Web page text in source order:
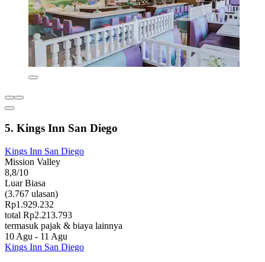
5. Kings Inn San Diego
Kings Inn San Diego
Mission Valley
8,8/10
Luar Biasa
(3.767 ulasan)
Rp1.929.232
total Rp2.213.793
termasuk pajak & biaya lainnya
10 Agu - 11 Agu
Kings Inn San Diego